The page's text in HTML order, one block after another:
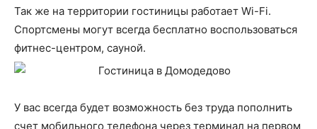
Так же на территории гостиницы работает Wi-Fi.
Спортсмены могут всегда бесплатно воспользоваться
фитнес-центром, сауной.
У вас всегда будет возможность без труда пополнить
счет мобильного телефона через терминал на первом